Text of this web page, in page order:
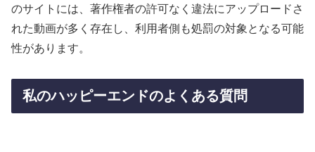
のサイトには、著作権者の許可なく違法にアップロードさ
れた動画が多く存在し、利用者側も処罰の対象となる可能
性があります。
私のハッピーエンドのよくある質問